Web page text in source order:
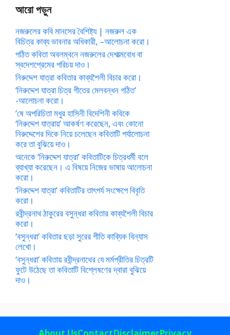
আরো পড়ুন
নজরুলের কবি মানসের বৈশিষ্ট্য | নজরুল এক
বিচিত্র কাব্য ভাবনার অধিকারী, –আলোচনা করো।
পঠিত কবিতা অবলম্বনে নজরুলের দেশাত্মবোধ বা
স্বদেশপ্রেমের পরিচয় দাও।
নিরুদ্দেশ যাত্রা কবিতার কাব্যশৈলী বিচার করো।
‘নিরুদ্দেশ যাত্রা চিত্র গীতের মেলবন্ধন গঠিত’
-আলোচনা করো।
‘ষে অপরিচিতা মধুর হাসিনী বিদেশিনী কবিকে
‘নিরুদ্দেশ যাত্রায়’ আকর্ষণ করেছেন, এবং কোনো
নিরুদ্দেশের দিকে নিয়ে চলেছেন কবিতাটি পর্যালোচনা
করে তা বুঝিয়ে দাও।
অনেকে ‘নিরুদ্দেশ যাত্রা’ কবিতাটিকে চিত্রধর্মী বলে
ব্যাখ্যা করেছেন। এ বিষয়ে নিজের ভাষায় আলোচনা
করো।
‘নিরুদ্দেশ যাত্রা’ কবিতাটির তাৎপর্য সংক্ষেপে বিবৃতি
করো।
রবীন্দ্রনাথ ঠাকুরের বসুন্ধরা কবিতার কাব্যশৈলী বিচার
করো।
‘বসুন্ধরা’ কবিতার ছড়া সুরের গীতি কাব্যিক বিন্যাস
লেখো।
‘বসুন্ধরা’ কবিতায় রবীন্দ্রনাথের যে মর্মপ্রীতির চিত্রটি
ফুটে উঠেছে তা কবিতাটি বিশ্লেষণের দ্বারা বুঝিয়ে
দাও।